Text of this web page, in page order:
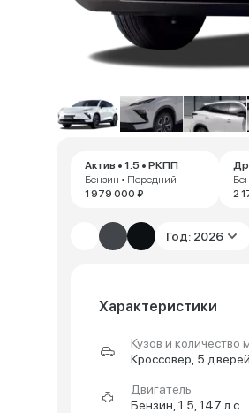
Актив • 1.5 • РКПП
Бензин • Передний
1 979 000 ₽
2
Год: 2026
Характеристики
Кузов и количество
Кроссовер, 5
Двигатель
Бензин, 1.5, 147 л.с.